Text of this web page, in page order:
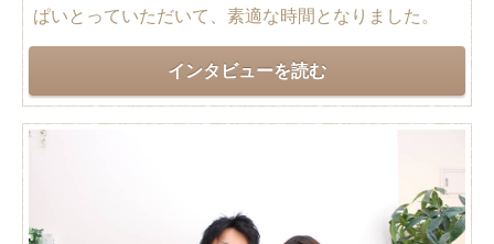
ぱいとっていただいて、素適な時間となりました。
インタビューを読む